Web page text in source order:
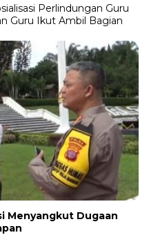
Perlindungan Guru
Guru Ikut Ambil Bagian
Menyangkut Dugaan